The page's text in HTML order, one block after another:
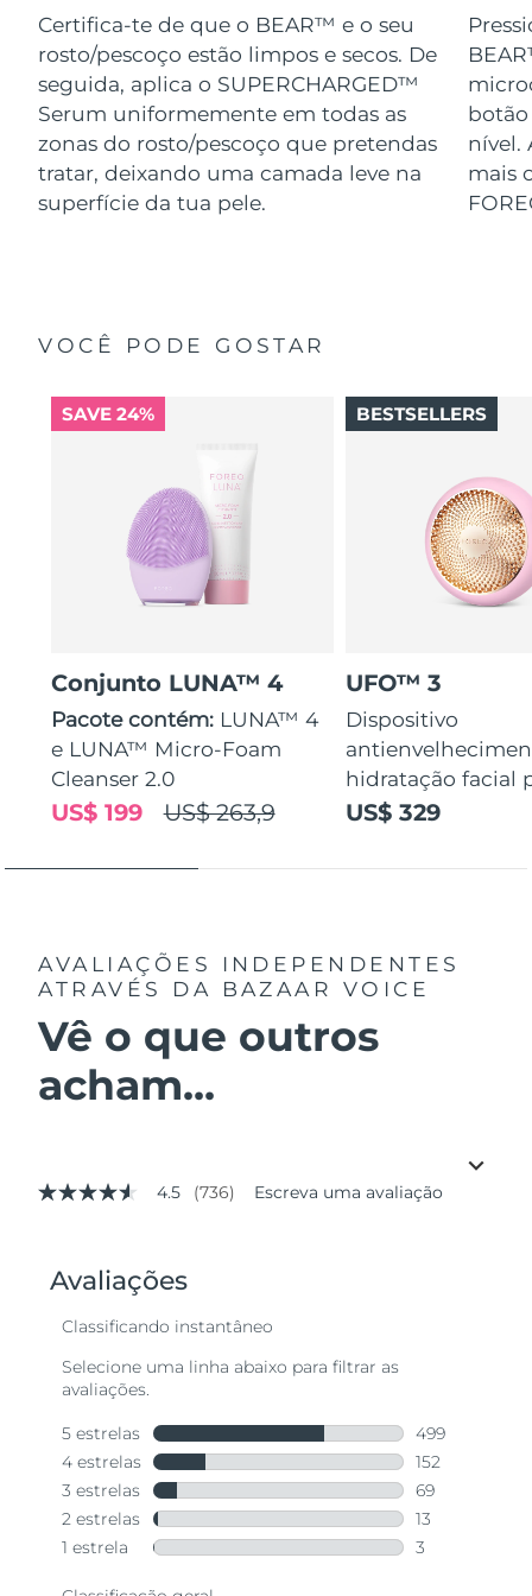
Certifica-te de que o BEAR™ e o seu
rosto/pescoço estão limpos e secos. De
seguida, aplica o SUPERCHARGED™
Serum uniformemente em todas as
zonas do rosto/pescoço que pretendas
tratar, deixando uma camada leve na
superfície da tua pele.
nível.
mais
VOCÊ PODE GOSTAR
SAVE 24%
Conjunto LUNA™ 4
Pacote contém: LUNA™ 4
e LUNA™ Micro-Foam
Cleanser 2.0
US$ 263,9
US$ 199
UFO™ 3
Dispositivo
hidratação facial
US$ 329
BESTSELLERS
AVALIAÇÕES INDEPENDENTES
ATRAVÉS DA BAZAAR VOICE
Vê o que outros
acham...
4.5
valor
médio
avaliação.
736
Reviews.
abre
mesma
página.
4.5 (736) Escreva uma avaliação